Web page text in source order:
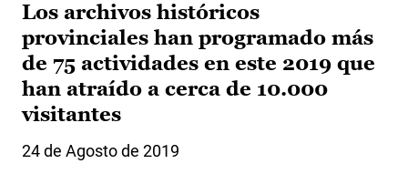
Los archivos históricos
provinciales han programado más
de 75 actividades en este 2019 que
han atraído a cerca de 10.000
visitantes
24 de Agosto de 2019